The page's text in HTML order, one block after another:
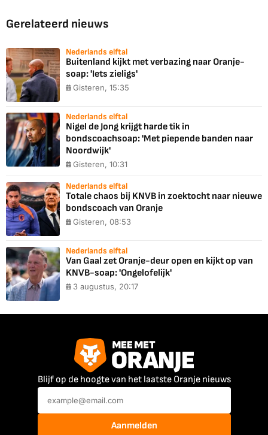
Gerelateerd nieuws
Nederlands elftal
Buitenland kijkt met verbazing naar Oranje-
soap: 'Iets zieligs'
Gisteren, 15:35
Nederlands elftal
Nigel de Jong krijgt harde tik in
bondscoachsoap: 'Met piepende banden naar
Noordwijk'
Gisteren, 10:31
Nederlands elftal
Totale chaos bij KNVB in zoektocht naar nieuwe
bondscoach van Oranje
Gisteren, 08:53
Nederlands elftal
Van Gaal zet Oranje-deur open en kijkt op van
KNVB-soap: 'Ongelofelijk'
3 augustus, 20:17
Blijf op de hoogte van het laatste Oranje nieuws
Aanmelden